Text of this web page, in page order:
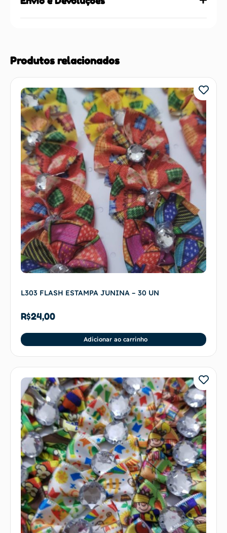
Produtos relacionados
L303 FLASH ESTAMPA JUNINA – 30 UN
R$24,00
Adicionar ao carrinho